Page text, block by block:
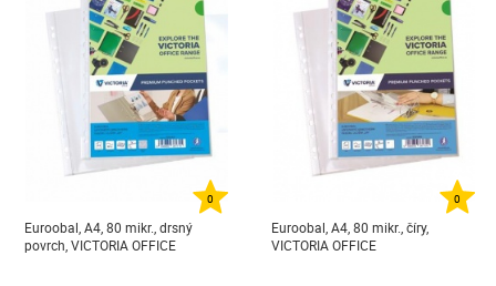
0
Euroobal, A4, 80 mikr., drsný
povrch, VICTORIA OFFICE
0
Euroobal, A4, 80 mikr., číry,
VICTORIA OFFICE